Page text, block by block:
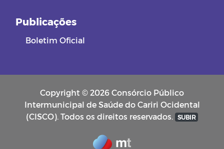
Publicações
Boletim Oficial
Copyright © 2026 Consórcio Público
Intermunicipal de Saúde do Cariri Ocidental
(CISCO). Todos os direitos reservados.
SUBIR